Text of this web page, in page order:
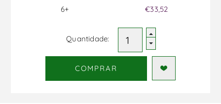
6+
€33,52
Quantidade:
COMPRAR